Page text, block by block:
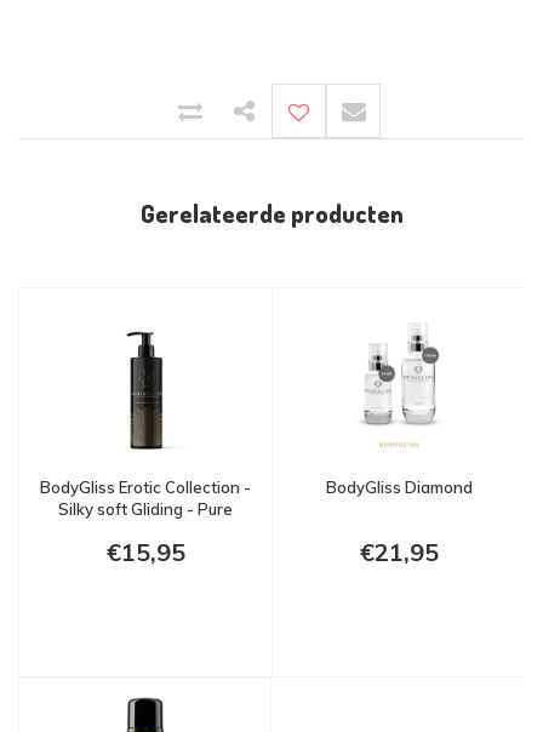
Gerelateerde producten
BodyGliss Erotic Collection -
Silky soft Gliding - Pure
€15,95
BodyGliss Diamond
€21,95